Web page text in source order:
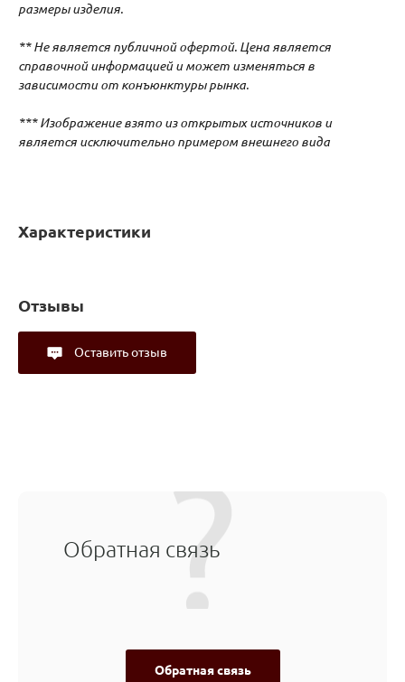
размеры изделия.
** Не является публичной офертой. Цена является
справочной информацией и может изменяться в
зависимости от конъюнктуры рынка.
*** Изображение взято из открытых источников и
является исключительно примером внешнего вида
Характеристики
Отзывы
Оставить отзыв
Обратная связь
Обратная связь